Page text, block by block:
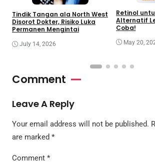
Tindik Tangan ala North West
Disorot Dokter, Risiko Luka
Permanen Mengintai
July 14, 2026
Retinol
Alternatif
Coba!
May 20,
Comment
Leave A Reply
Your email address will not be published.
are marked *
Comment *